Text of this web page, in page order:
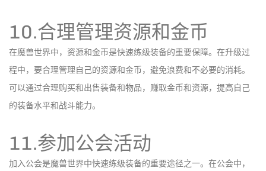
10.合理管理资源和金币
在魔兽世界中，资源和金币是快速练级装备的重要保障。在升级过
程中，要合理管理自己的资源和金币，避免浪费和不必要的消耗。
可以通过合理购买和出售装备和物品，赚取金币和资源，提高自己
的装备水平和战斗能力。
11.参加公会活动
加入公会是魔兽世界中快速练级装备的重要途径之一。在公会中，